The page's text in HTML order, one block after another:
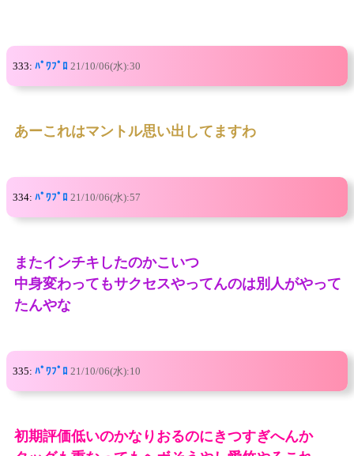
333: ﾊﾟﾜﾌﾟﾛ 21/10/06(水):30
あーこれはマントル思い出してますわ
334: ﾊﾟﾜﾌﾟﾛ 21/10/06(水):57
またインチキしたのかこいつ
中身変わってもサクセスやってんのは別人がやって
たんやな
335: ﾊﾟﾜﾌﾟﾛ 21/10/06(水):10
初期評価低いのかなりおるのにきつすぎへんか